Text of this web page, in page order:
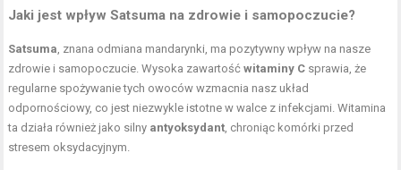
Jaki jest wpływ Satsuma na zdrowie i samopoczucie?
Satsuma, znana odmiana mandarynki, ma pozytywny wpływ na nasze
zdrowie i samopoczucie. Wysoka zawartośćwitaminy C sprawia, że
regularne spożywanie tych owoców wzmacnia nasz układ
odpornościowy, co jest niezwykle istotne w walce z infekcjami. Witamina
ta działa również jako silny antyoksydant, chroniąc komórki przed
stresem oksydacyjnym.